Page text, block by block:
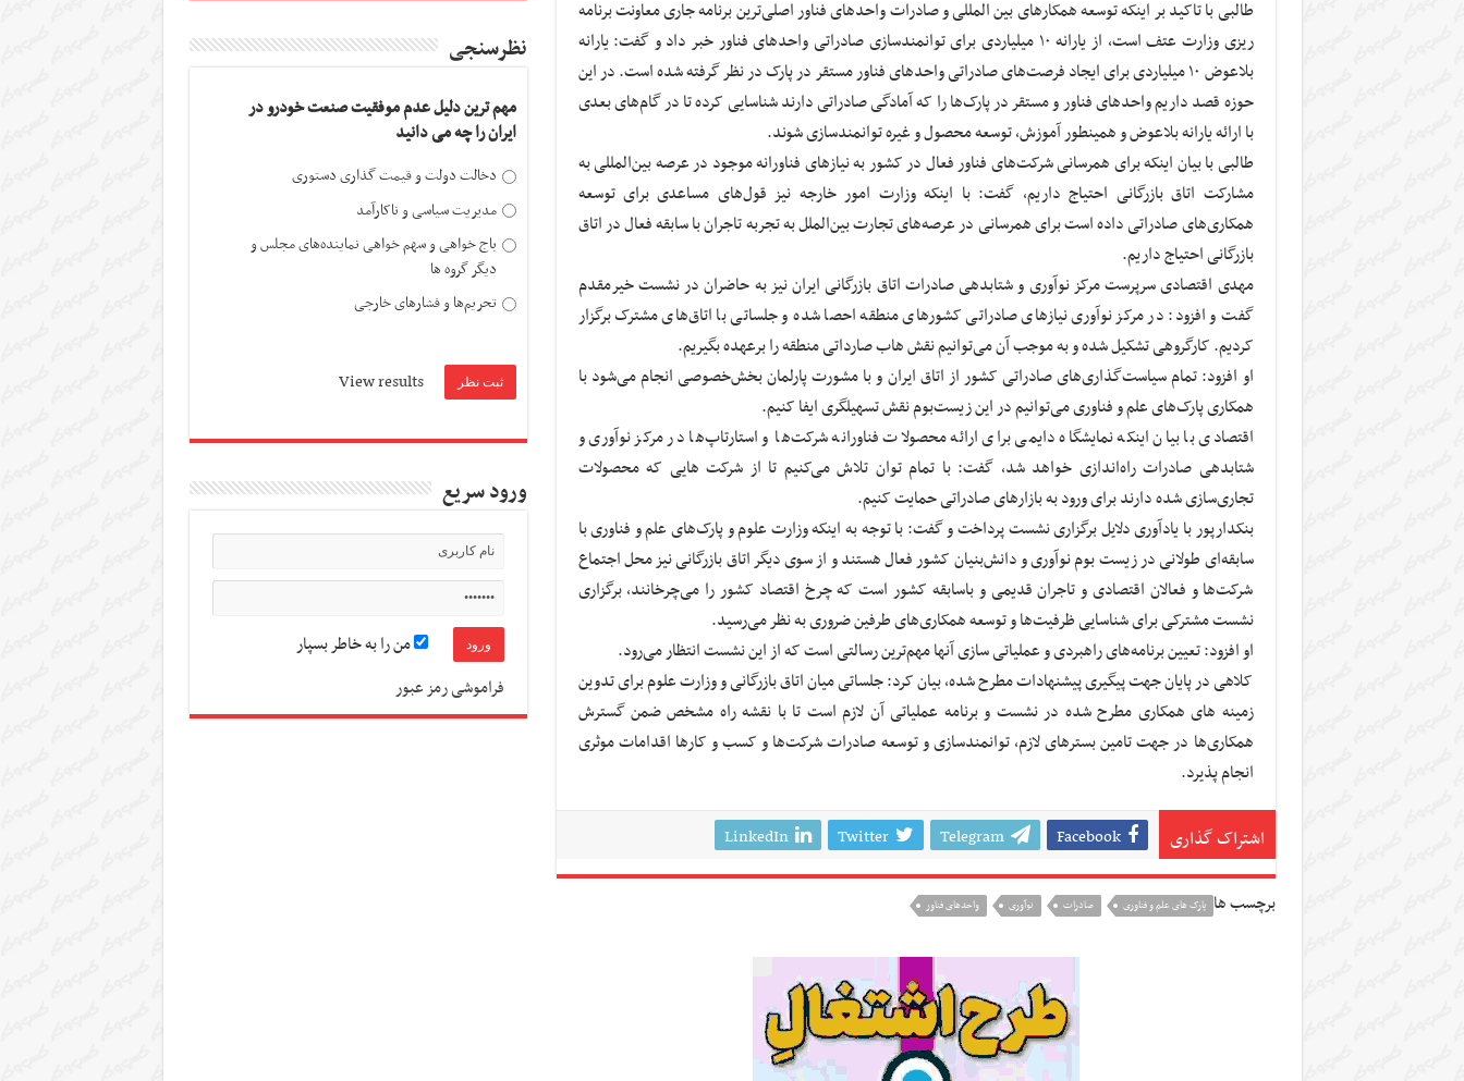
طالبی با تاکید بر اینکه توسعه همکارهای بین المللی و صادرات واحدهای فناور اصلی‌ترین برنامه جاری معاونت برنامه
ریزی وزارت عتف است، از یارانه ۱۰ میلیاردی برای توانمندسازی صادراتی واحدهای فناور خبر داد و گفت: یارانه
بلاعوض ۱۰ میلیاردی برای ایجاد فرصت‌های صادراتی واحدهای فناور مستقر در پارک در نظر گرفته شده است. در این
حوزه قصد داریم واحدهای فناور و مستقر در پارک‌ها را که آمادگی صادراتی دارند شناسایی کرده تا در گام‌های بعدی
با ارائه یارانه بلاعوض و همینطور آموزش، توسعه محصول و غیره توانمندسازی شوند.
طالبی با بیان اینکه برای همرسانی شرکت‌های فناور فعال در کشور به نیازهای فناورانه موجود در عرصه بین‌المللی به
مشارکت اتاق بازرگانی احتیاج داریم، گفت: با اینکه وزارت امور خارجه نیز قول‌های مساعدی برای توسعه
همکاری‌های صادراتی داده است برای همرسانی در عرصه‌های تجارت بین‌الملل به تجربه تاجران با سابقه فعال در اتاق
بازرگانی احتیاج داریم.
مهدی اقتصادی سرپرست مرکز نوآوری و شتابدهی صادرات اتاق بازرگانی ایران نیز به حاضران در نشست خیرمقدم
گفت و افزود: در مرکز نوآوری نیازهای صادراتی کشورهای منطقه احصا شده و جلساتی با اتاق‌های مشترک برگزار
کردیم. کارگروهی تشکیل شده و به موجب آن می‌توانیم نقش هاب صارداتی منطقه را برعهده بگیریم.
او افزود: تمام سیاست‌گذاری‌های صادراتی کشور از اتاق ایران و با مشورت پارلمان بخش‌خصوصی انجام می‌شود با
همکاری پارک‌های علم و فناوری می‌توانیم در این زیست‌بوم نقش تسهیلگری ایفا کنیم.
اقتصادی با بیان اینکه نمایشگاه دایمی برای ارائه محصولات فناورانه شرکت‌ها و استارتاپ‌ها در مرکز نوآوری و
شتابدهی صادرات راه‌اندازی خواهد شد، گفت: با تمام توان تلاش می‌کنیم تا از شرکت هایی که محصولات
تجاری‌سازی شده دارند برای ورود به بازارهای صادراتی حمایت کنیم.
بنکدارپور با یادآوری دلایل برگزاری نشست پرداخت و گفت: با توجه به اینکه وزارت علوم و پارک‌های علم و فناوری با
سابقه‌ای طولانی در زیست بوم نوآوری و دانش‌بنیان کشور فعال هستند و از سوی دیگر اتاق بازرگانی نیز محل اجتماع
شرکت‌ها و فعالان اقتصادی و تاجران قدیمی و باسابقه کشور است که چرخ اقتصاد کشور را می‌چرخانند، برگزاری
نشست مشترکی برای شناسایی ظرفیت‌ها و توسعه همکاری‌های طرفین ضروری به نظر می‌رسید.
او افزود: تعیین برنامه‌های راهبردی و عملیاتی سازی آنها مهم‌ترین رسالتی است که از این نشست انتظار می‌رود.
کلاهی در پایان جهت پیگیری پیشنهادات مطرح شده، بیان کرد: جلساتی میان اتاق بازرگانی و وزارت علوم برای تدوین
زمینه های همکاری مطرح شده در نشست و برنامه عملیاتی آن لازم است تا با نقشه راه مشخص ضمن گسترش
همکاری‌ها در جهت تامین بسترهای لازم، توانمندسازی و توسعه صادرات شرکت‌ها و کسب و کارها اقدامات موثری
انجام پذیرد.
اشتراک گذاری Facebook
Telegram
Twitter
LinkedIn
برچسب ها پارک های علم و فناوری صادرات نوآوری واحدهای فناور
نظرسنجی
مهم ترین دلیل عدم موفقیت صنعت خودرو در
ایران را چه می دانید
دخالت دولت و قیمت گذاری دستوری
مدیریت سیاسی و ناکارآمد
باج خواهی و سهم خواهی نماینده‌های مجلس و
دیگر گروه ها
تحریم‌ها و فشارهای خارجی
View results
ورود سریع
من را به خاطر بسپار
فراموشی رمز عبور